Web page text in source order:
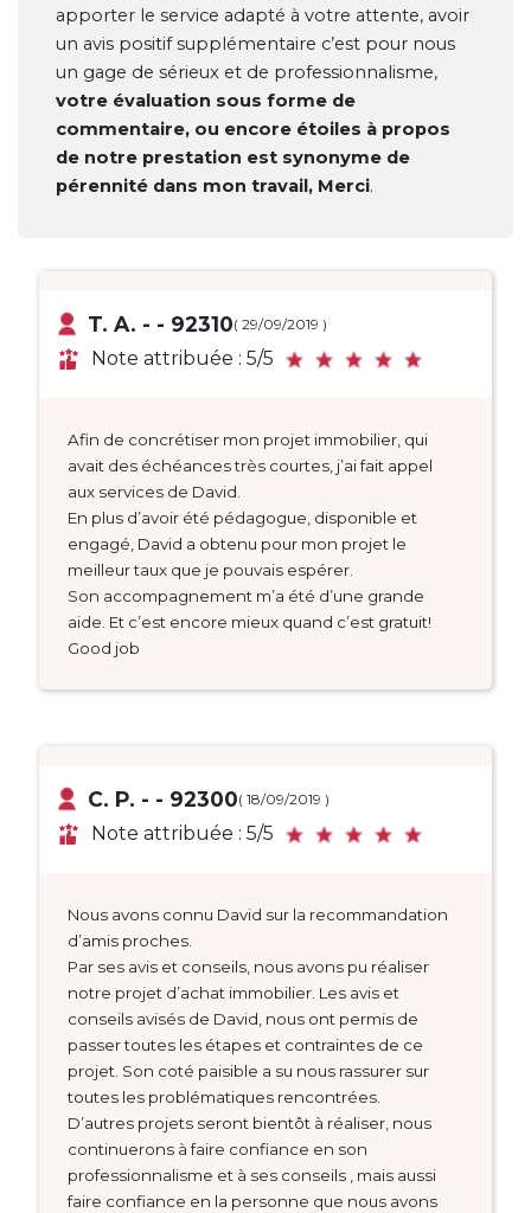
apporter le service adapté à votre attente, avoir
un avis positif supplémentaire c’est pour nous
un gage de sérieux et de professionnalisme,
votre évaluation sous forme de
commentaire, ou encore étoiles à propos
de notre prestation est synonyme de
pérennité dans mon travail, Merci.
T. A. - - 92310( 29/09/2019 )
Note attribuée : 5/5
Afin de concrétiser mon projet immobilier, qui
avait des échéances très courtes, j’ai fait appel
aux services de David.
En plus d’avoir été pédagogue, disponible et
engagé, David a obtenu pour mon projet le
meilleur taux que je pouvais espérer.
Son accompagnement m’a été d’une grande
aide. Et c’est encore mieux quand c’est gratuit!
Good job
C. P. - - 92300( 18/09/2019 )
Note attribuée : 5/5
Nous avons connu David sur la recommandation
d’amis proches.
Par ses avis et conseils, nous avons pu réaliser
notre projet d’achat immobilier. Les avis et
conseils avisés de David, nous ont permis de
passer toutes les étapes et contraintes de ce
projet. Son coté paisible a su nous rassurer sur
toutes les problématiques rencontrées.
D’autres projets seront bientôt à réaliser, nous
continuerons à faire confiance en son
professionnalisme et à ses conseils , mais aussi
faire confiance en la personne que nous avons